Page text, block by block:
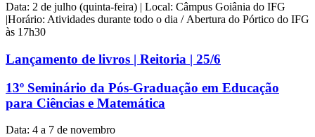
Data: 2 de julho (quinta-feira) | Local: Câmpus Goiânia do IFG
|Horário: Atividades durante todo o dia / Abertura do Pórtico do IFG
às 17h30
Lançamento de livros | Reitoria | 25/6
13º Seminário da Pós-Graduação em Educação
para Ciências e Matemática
Data: 4 a 7 de novembro